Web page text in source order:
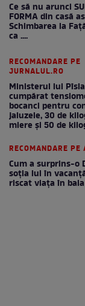
Ce să nu arunci
FORMA din casă
Schimbarea la
ca ....
RECOMANDARE PE
JURNALUL.RO
Ministerul lui
cumpărat
bocanci pentru
jaluzele, 30 de
miere și 50 de
RECOMANDARE PE
Cum a surprins-o
soția lui în
riscat viața în